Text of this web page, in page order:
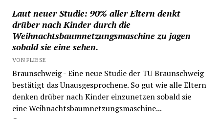
Laut neuer Studie: 90% aller Eltern denkt
drüber nach Kinder durch die
Weihnachtsbaumnetzungsmaschine zu jagen
sobald sie eine sehen.
VON FLIESE
Braunschweig - Eine neue Studie der TU Braunschweig
bestätigt das Unausgesprochene. So gut wie alle Eltern
denken drüber nach Kinder einzunetzen sobald sie
eine Weihnachtsbaumnetzungsmaschine...